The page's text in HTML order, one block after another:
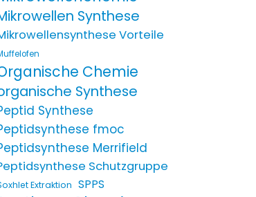
Synthese
Vorteile
Chemie
Synthese
Synthese
fmoc
Merrifield
Schutzgruppe
Extraktion SPPS